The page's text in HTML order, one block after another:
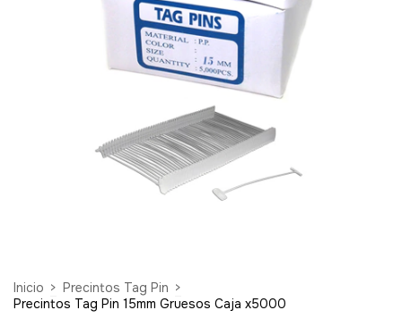
Inicio > Precintos Tag Pin >
Precintos Tag Pin 15mm Gruesos Caja x5000